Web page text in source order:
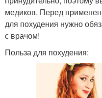
медиков. Перед
для похудения нужно
с врачом!
Польза для похудения: